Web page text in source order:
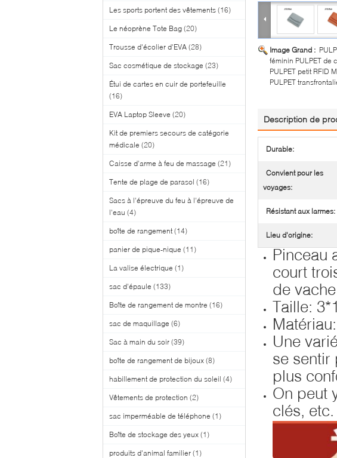
Les sports portent des vêtements (16)
Le néoprène Tote Bag (20)
Trousse d'écolier d'EVA (28)
Sac cosmétique de stockage (23)
Étui de cartes en cuir de portefeuille
(16)
EVA Laptop Sleeve (20)
Kit de premiers secours de catégorie
médicale (20)
Caisse d'arme à feu de massage (21)
Tente de plage de parasol (16)
Sacs à l'épreuve du feu à l'épreuve de
l'eau (4)
boîte de rangement (14)
panier de pique-nique (11)
La valise électrique (1)
sac d'épaule (133)
Boîte de rangement de montre (16)
sac de maquillage (6)
Sac à main du soir (39)
boîte de rangement de bijoux (8)
habillement de protection du soleil (4)
Vêtements de protection (2)
sac imperméable de téléphone (1)
Boîte de stockage des yeux (1)
produits d'animal familier (1)
Image Grand :
féminin PULPET de
PULPET petit RFID
PULPET
Description de
Durable:
Convient pour les
voyages:
Résistant aux larmes:
Lieu d'origine:
Pinceau
court
de
Taille:
Une
se sentir
plus
On peut
clés, etc.